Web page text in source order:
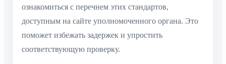
ознакомиться с перечнем этих стандартов,
доступным на сайте уполномоченного органа. Это
поможет избежать задержек и упростить
соответствующую проверку.